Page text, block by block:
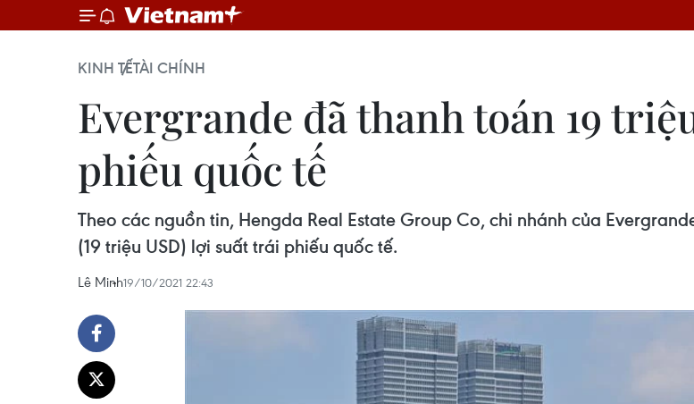
KINH TẾTÀI CHÍNH
Evergrande đã thanh toán 19
phiếu quốc tế
Theo các nguồn tin, Hengda Real Estate Group Co, chi nhánh của
(19 triệu USD) lợi suất trái phiếu quốc tế.
Lê Minh19/10/2021 22:43